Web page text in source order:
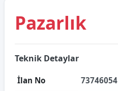
Pazarlık
Teknik Detaylar
İlan No 73746054